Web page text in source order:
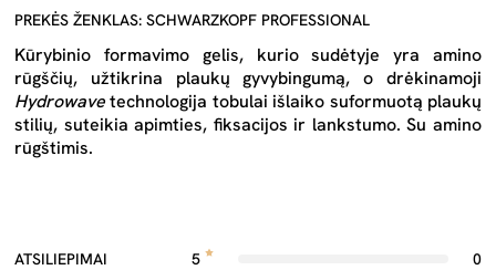
PREKĖS ŽENKLAS: SCHWARZKOPF PROFESSIONAL
Kūrybinio formavimo gelis, kurio sudėtyje yra amino
rūgščių, užtikrina plaukų gyvybingumą, o drėkinamoji
Hydrowavetechnologija tobulai išlaiko suformuotą plaukų
stilių, suteikia apimties, fiksacijos ir lankstumo. Su amino
rūgštimis.
ATSILIEPIMAI 5
0